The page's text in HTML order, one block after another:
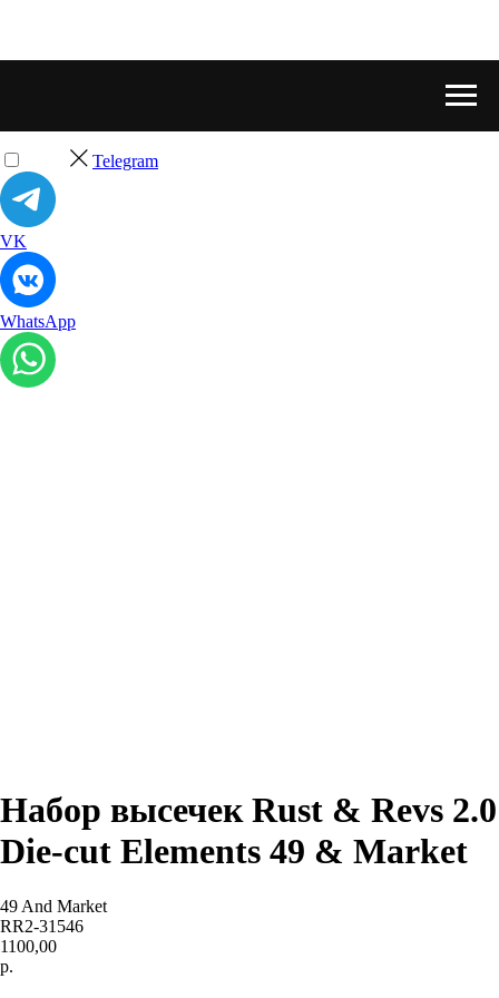
Telegram
VK
WhatsApp
Набор высечек Rust & Revs 2.0
Die-cut Elements 49 & Market
49 And Market
RR2-31546
1100,00
р.